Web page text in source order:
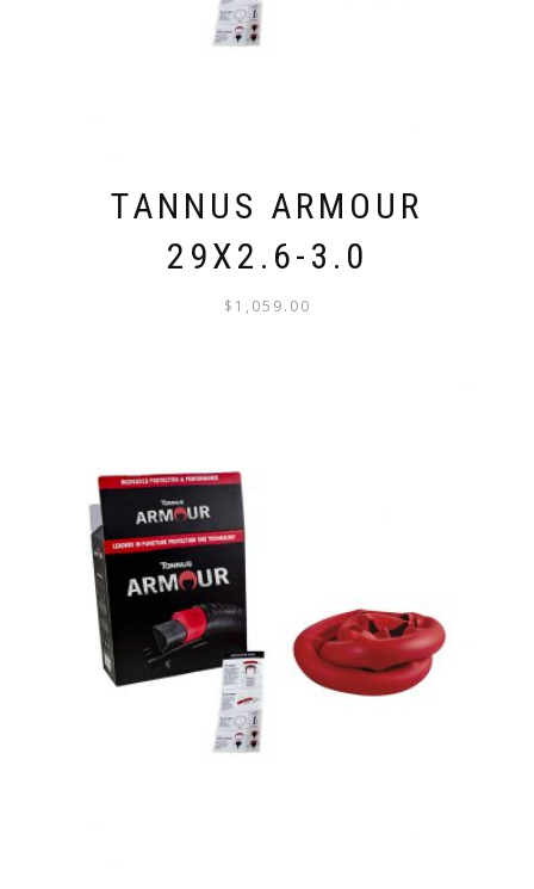
TANNUS ARMOUR
29X2.6-3.0
$ 1,059.00